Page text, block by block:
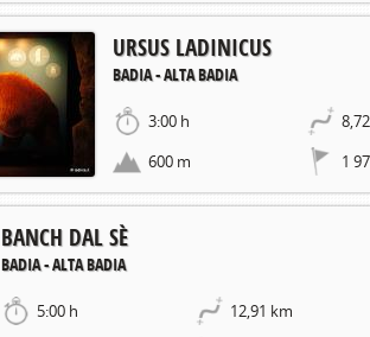
URSUS LADINICUS
BADIA - ALTA BADIA
3:00 h
600 m
1
BANCH DAL SÈ
BADIA - ALTA BADIA
5:00 h
12,91 km